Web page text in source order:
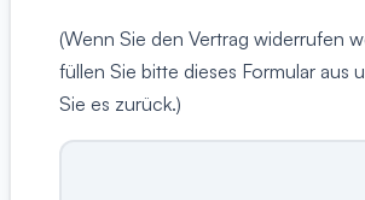
(Wenn Sie den Vertrag widerrufen
füllen Sie bitte dieses Formular aus
Sie es zurück.)